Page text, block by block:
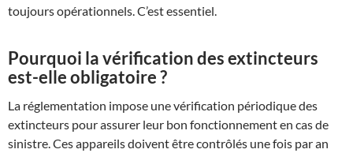
toujours opérationnels. C’est essentiel.
Pourquoi la vérification des extincteurs
est-elle obligatoire ?
La réglementation impose une vérification périodique des
extincteurs pour assurer leur bon fonctionnement en cas de
sinistre. Ces appareils doivent être contrôlés une fois par an